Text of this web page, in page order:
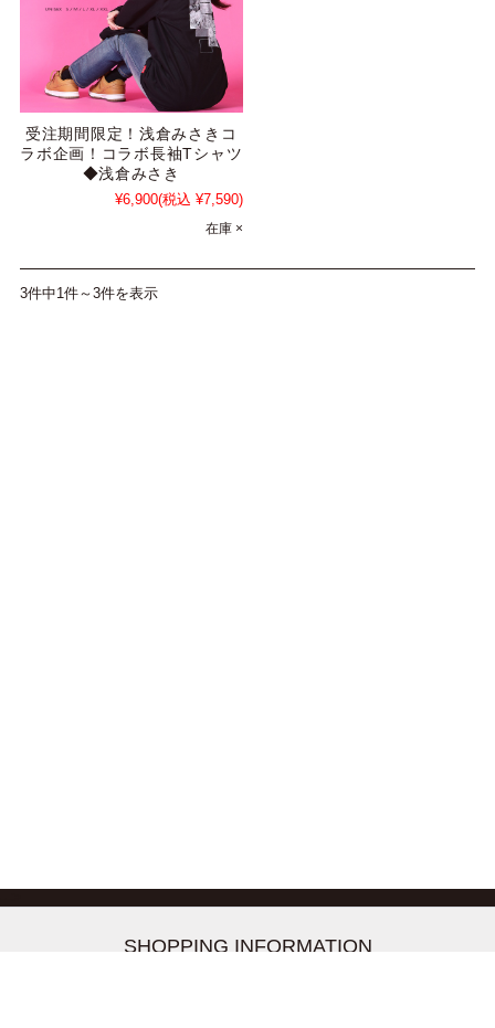
受注期間限定！浅倉みさきコ
ラボ企画！コラボ長袖Tシャツ
◆浅倉みさき
¥6,900(税込 ¥7,590)
在庫 ×
3件中1件～3件を表示
SHOPPING INFORMATION